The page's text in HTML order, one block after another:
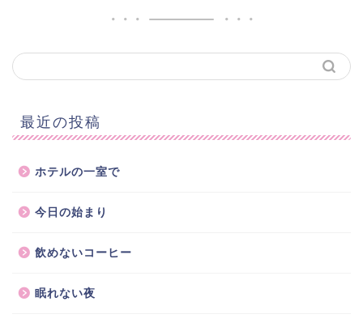
最近の投稿
ホテルの一室で
今日の始まり
飲めないコーヒー
眠れない夜